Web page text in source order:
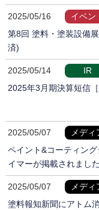
2025/05/16
イベン
第8回 塗料・塗装設備
済)
2025/05/14
IR
2025年3月期決算短信
2025/05/07
メディ
ペイント&コーティン
イマーが掲載されました
2025/05/07
メディ
塗料報知新聞にアトム